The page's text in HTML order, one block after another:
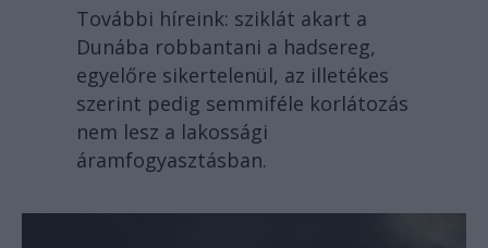
További híreink: sziklát akart a
Dunába robbantani a hadsereg,
egyelőre sikertelenül, az illetékes
szerint pedig semmiféle korlátozás
nem lesz a lakossági
áramfogyasztásban.